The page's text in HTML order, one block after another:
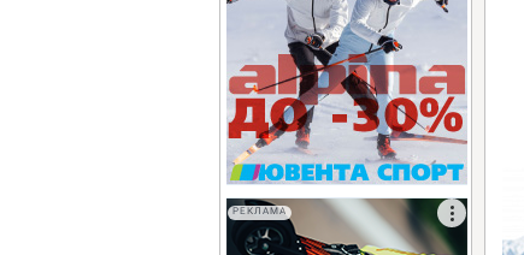
РЕКЛАМА